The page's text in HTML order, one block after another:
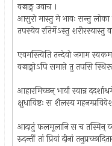
वज्राङ्ग उवाच ।
आसुरो मास्तु मे भावः सन्तु लोका
तपस्येव रतिर्मेऽस्तु शरीरस्यास्तु
एवमस्त्विति तन्देवो जगाम
वज्राङ्गोऽपि समाप्ते तु तपसि
आहारमिच्छन् भार्यां स्वान्न
क्षुधाविष्टः स शैलस्य
आदातुं फलमूलानि स च तस्मिन्‌
रुदन्तीं तां प्रियां दीनां